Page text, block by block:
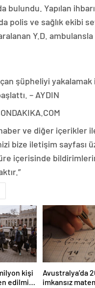
bulundu. Yapılan
polis ve sağlık ekibi
Y.D.
şüpheliyi yakalamak
– AYDIN
ve diğer içerikler
bize iletişim sayfası
içerisinde
kişi
edilmiş’
Avustralya’da
imkansız